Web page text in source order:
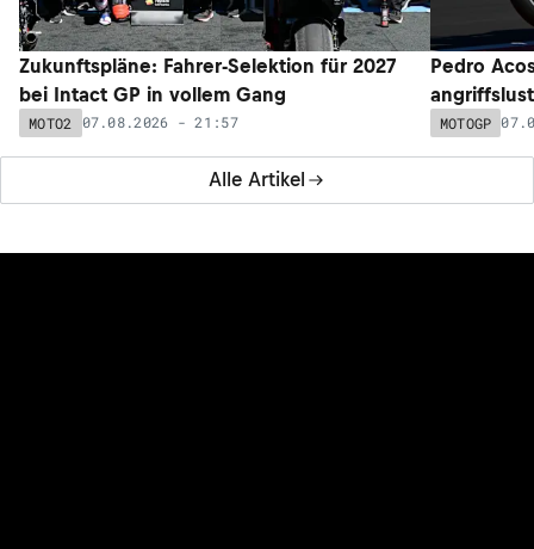
Alle Artikel
Zukunftspläne: Fahrer-Selektion für 2027
bei Intact GP in vollem Gang
MOTO2 07.08.2026 - 21:57
Pedro
MOTOGP